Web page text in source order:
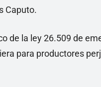
Caputo.
de la ley 26.509 de
para productores